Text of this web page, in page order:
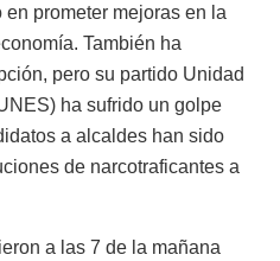
prometer mejoras en la
También ha
pero su partido Unidad
ha sufrido un golpe
a alcaldes han sido
de narcotraficantes a
a las 7 de la mañana